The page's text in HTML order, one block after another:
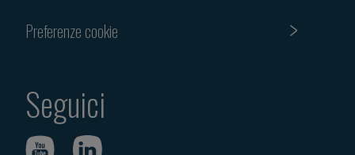
Preferenze cookie
Seguici